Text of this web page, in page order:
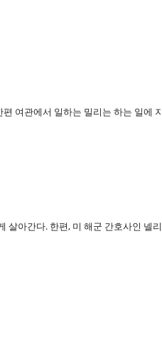
여관에서 일하는 밀리는 하는 일에
아간다. 한편, 미 해군 간호사인 넬